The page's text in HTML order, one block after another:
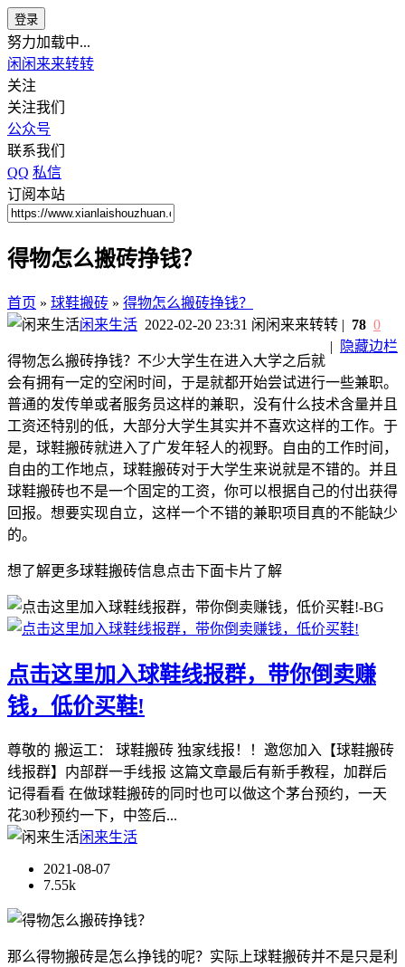
登录
努力加载中...
闲闲来来转转
关注
关注我们
公众号
联系我们
QQ 私信
订阅本站
得物怎么搬砖挣钱？
首页 » 球鞋搬砖 » 得物怎么搬砖挣钱？
闲来生活 2022-02-20 23:31 闲闲来来转转
|
隐藏边栏
| 78 0
得物怎么搬砖挣钱？不少大学生在进入大学之后就
会有拥有一定的空闲时间，于是就都开始尝试进行一些兼职。
普通的发传单或者服务员这样的兼职，没有什么技术含量并且
工资还特别的低，大部分大学生其实并不喜欢这样的工作。于
是，球鞋搬砖就进入了广发年轻人的视野。自由的工作时间，
自由的工作地点，球鞋搬砖对于大学生来说就是不错的。并且
球鞋搬砖也不是一个固定的工资，你可以根据自己的付出获得
回报。想要实现自立，这样一个不错的兼职项目真的不能缺少
的。
想了解更多球鞋搬砖信息点击下面卡片了解
点击这里加入球鞋线报群，带你倒卖赚
钱，低价买鞋!
尊敬的 搬运工： 球鞋搬砖 独家线报！！邀您加入【球鞋搬砖
线报群】内部群一手线报 这篇文章最后有新手教程，加群后
记得看看 在做球鞋搬砖的同时也可以做这个茅台预约，一天
花30秒预约一下，中签后...
闲来生活
2021-08-07
7.55k
那么得物搬砖是怎么挣钱的呢？实际上球鞋搬砖并不是只是利